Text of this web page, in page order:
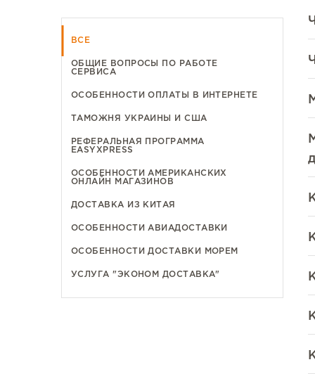
ВСЕ
ОБЩИЕ ВОПРОСЫ ПО РАБОТЕ
СЕРВИСА
ОСОБЕННОСТИ ОПЛАТЫ В ИНТЕРНЕТЕ
ТАМОЖНЯ УКРАИНЫ И США
РЕФЕРАЛЬНАЯ ПРОГРАММА
EASYXPRESS
ОСОБЕННОСТИ АМЕРИКАНСКИХ
ОНЛАЙН МАГАЗИНОВ
ДОСТАВКА ИЗ КИТАЯ
ОСОБЕННОСТИ АВИАДОСТАВКИ
ОСОБЕННОСТИ ДОСТАВКИ МОРЕМ
УСЛУГА "ЭКОНОМ ДОСТАВКА"